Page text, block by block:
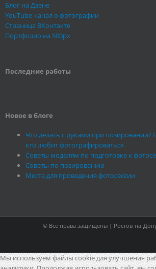
Блог на Дзене
YouTube-канал о фотографии
Страница ВКонтакте
Портфолио на 500px
Последние работы
Новое в блоге
Что делать с руками при позировании?
кто любит фотографироваться
Советы моделям по подготовке к
Советы по позированию
Места для проведения фотосессии
© Все права защищены | Ростов-на-
Мы используем файлы cookie для улучшения